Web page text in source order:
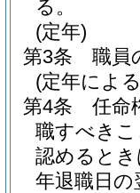
る。
(定年)
第3条
職員
(定年によ
第4条
任命
職すべき
認めると
年退職日